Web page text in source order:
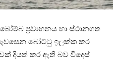
ප්‍රවාහනය හා ස්ථානගත
බෝට්ටු ඉලක්ක කර
දියත් කර ඇති බව විදෙස්